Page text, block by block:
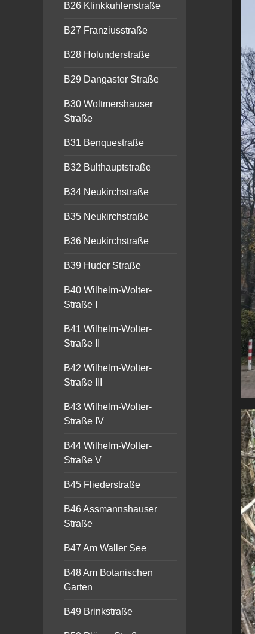
B26 Klinkkuhlenstraße
B27 Franziusstraße
B28 Holunderstraße
B29 Dangaster Straße
B30 Woltmershauser
Straße
B31 Benquestraße
B32 Bulthauptstraße
B34 Neukirchstraße
B35 Neukirchstraße
B36 Neukirchstraße
B39 Huder Straße
B40 Wilhelm-Wolter-
Straße I
B41 Wilhelm-Wolter-
Straße II
B42 Wilhelm-Wolter-
Straße III
B43 Wilhelm-Wolter-
Straße IV
B44 Wilhelm-Wolter-
Straße V
B45 Fliederstraße
B46 Assmannshauser
Straße
B47 Am Waller See
B48 Am Botanischen
Garten
B49 Brinkstraße